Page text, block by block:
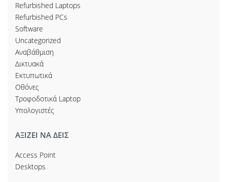
Refurbished Laptops
Refurbished PCs
Software
Uncategorized
Αναβάθμιση
Δικτυακά
Εκτυπωτικά
Οθόνες
Τροφοδοτικά Laptop
Υπολογιστές
ΑΞΙΖΕΙ ΝΑ ΔΕΙΣ
Access Point
Desktops